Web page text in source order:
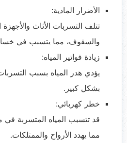
الأضرار المادية:
تتلف التسربات الأثاث والأجهزة
والسقوف، مما يتسبب في
زيادة فواتير المياه:
يؤدي هدر المياه بسبب التسربات
بشكل كبير.
خطر كهربائي:
قد تتسبب المياه المتسربة
مما يهدد الأرواح والممتلكات.